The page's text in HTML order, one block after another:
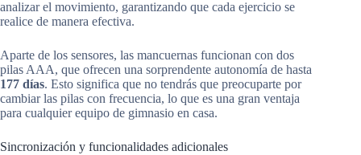
analizar el movimiento, garantizando que cada ejercicio se
realice de manera efectiva.
Aparte de los sensores, las mancuernas funcionan con dos
pilas AAA, que ofrecen una sorprendente autonomía de hasta
177 días. Esto significa que no tendrás que preocuparte por
cambiar las pilas con frecuencia, lo que es una gran ventaja
para cualquier equipo de gimnasio en casa.
Sincronización y funcionalidades adicionales